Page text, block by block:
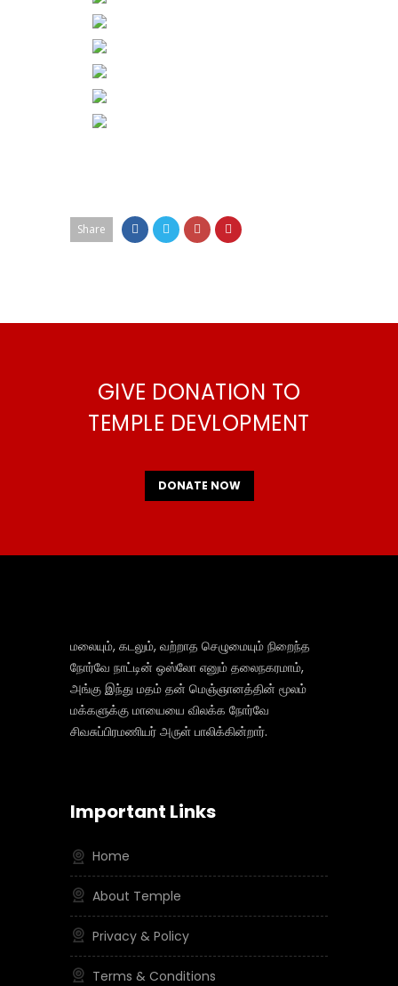
Share
GIVE DONATION TO
TEMPLE DEVLOPMENT
DONATE NOW
மலையும், கடலும், வற்றாத செழுமையும் நிறைந்த
நோர்வே நாட்டின் ஒஸ்லோ எனும் தலைநகரமாம்,
அங்கு இந்து மதம் தன் மெஞ்ஞானத்தின் மூலம்
மக்களுக்கு மாயையை விலக்க நோர்வே
சிவசுப்பிரமணியர் அருள் பாலிக்கின்றார்.
Important Links
Home
About Temple
Privacy & Policy
Terms & Conditions